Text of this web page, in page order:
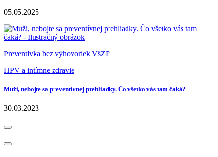
05.05.2025
Preventívka bez výhovoriek VšZP
HPV a intímne zdravie
Muži, nebojte sa preventívnej prehliadky. Čo všetko vás tam čaká?
30.03.2023